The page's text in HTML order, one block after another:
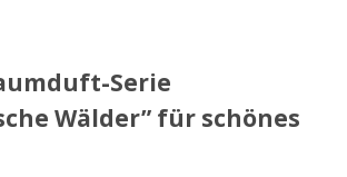
Serie
Wälder” für schönes